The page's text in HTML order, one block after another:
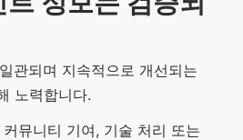
관되며 지속적으로 개선되는
노력합니다.
뮤니티 기여, 기술 처리 또는